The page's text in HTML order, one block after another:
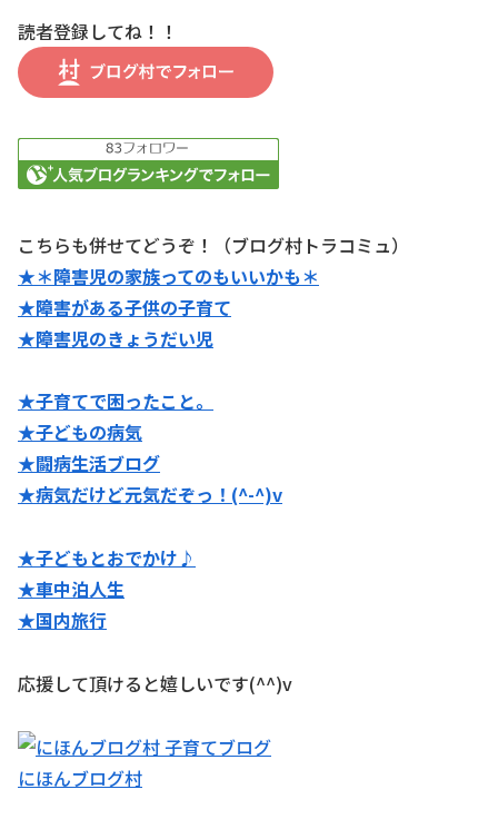
読者登録してね！！
こちらも併せてどうぞ！（ブログ村トラコミュ）
★＊障害児の家族ってのもいいかも＊
★障害がある子供の子育て
★障害児のきょうだい児
★子育てで困ったこと。
★子どもの病気
★闘病生活ブログ
★病気だけど元気だぞっ！(^-^)v
★子どもとおでかけ♪
★車中泊人生
★国内旅行
応援して頂けると嬉しいです(^^)v
にほんブログ村